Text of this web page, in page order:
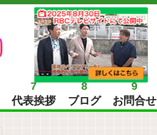
7
代表挨拶
8
ブログ
9
お問合せ